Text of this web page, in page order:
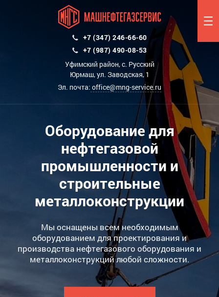
+7 (347) 246-66-60
+7 (987) 490-08-53
Уфимский район, с. Русский
Юрмаш, ул. Заводская, 1
Эл. почта: office@mng-service.ru
Оборудование для
нефтегазовой
промышленности и
строительные
металлоконструкции
Мы оснащены всем необходимым
оборудованием для проектирования и
производства нефтегазового оборудования и
металлоконструкций любой сложности.